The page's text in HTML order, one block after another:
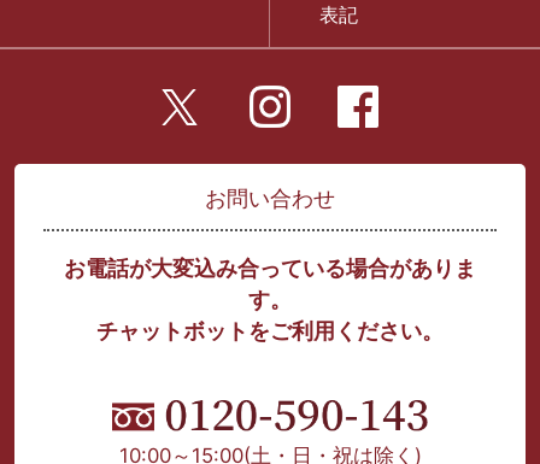
表記
お問い合わせ
お電話が大変込み合っている場合がありま
す。
チャットボットをご利用ください。
10:00～15:00(土・日・祝は除く)